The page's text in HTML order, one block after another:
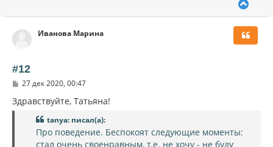
у
Иванова Марина
#12
С
о
б
27 дек 2020, 00:47
Здравствуйте, Татьяна!
tanya: писал(а):
Про поведение. Беспокоят следующие моменты:
стал очень своенравным, т.е. не хочу - не буду